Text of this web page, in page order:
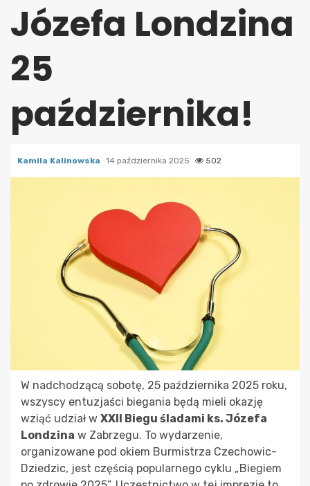
Józefa Londzina
25
października!
Kamila Kalinowska 14 października 2025 502
W nadchodzącą sobotę, 25 października 2025 roku,
wszyscy entuzjaści biegania będą mieli okazję
wziąć udział w XXII Biegu śladami ks. Józefa
Londzina w Zabrzegu. To wydarzenie,
organizowane pod okiem Burmistrza Czechowic-
Dziedzic, jest częścią popularnego cyklu „Biegiem